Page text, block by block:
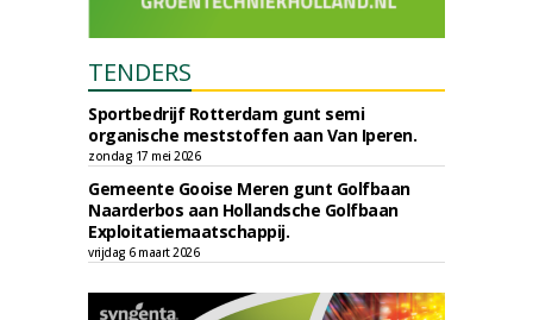
TENDERS
Sportbedrijf Rotterdam gunt semi
organische meststoffen aan Van Iperen.
zondag 17 mei 2026
Gemeente Gooise Meren gunt Golfbaan
Naarderbos aan Hollandsche Golfbaan
Exploitatiemaatschappij.
vrijdag 6 maart 2026